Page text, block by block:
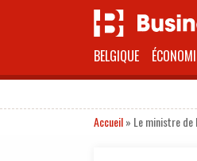
BELGIQUE
Accueil» Le ministre de